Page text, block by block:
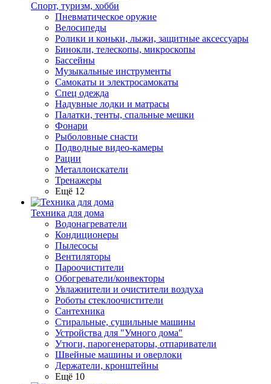
Спорт, туризм, хобби
Пневматическое оружие
Велосипеды
Ролики и коньки, лыжи, защитные аксессуары
Бинокли, телескопы, микроскопы
Бассейны
Музыкальные инструменты
Самокаты и электросамокаты
Спец одежда
Надувные лодки и матрасы
Палатки, тенты, спальные мешки
Фонари
Рыболовные снасти
Подводные видео-камеры
Рации
Металлоискатели
Тренажеры
Ещё 12
Техника для дома
Водонагреватели
Кондиционеры
Пылесосы
Вентиляторы
Пароочистители
Обогреватели/конвекторы
Увлажнители и очистители воздуха
Роботы стеклоочистители
Сантехника
Стиральные, сушильные машины
Устройства для "Умного дома"
Утюги, парогенераторы, отпариватели
Швейные машины и оверлоки
Держатели, кронштейны
Ещё 10